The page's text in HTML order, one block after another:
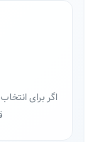
اگر برای